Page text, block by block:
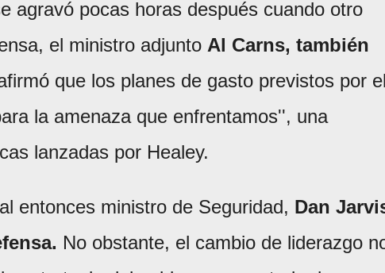
agravó pocas horas después cuando otro
el ministro adjunto Al Carns, también
que los planes de gasto previstos por
la amenaza que enfrentamos'', una
lanzadas por Healey.
entonces ministro de Seguridad, Dan
No obstante, el cambio de liderazgo